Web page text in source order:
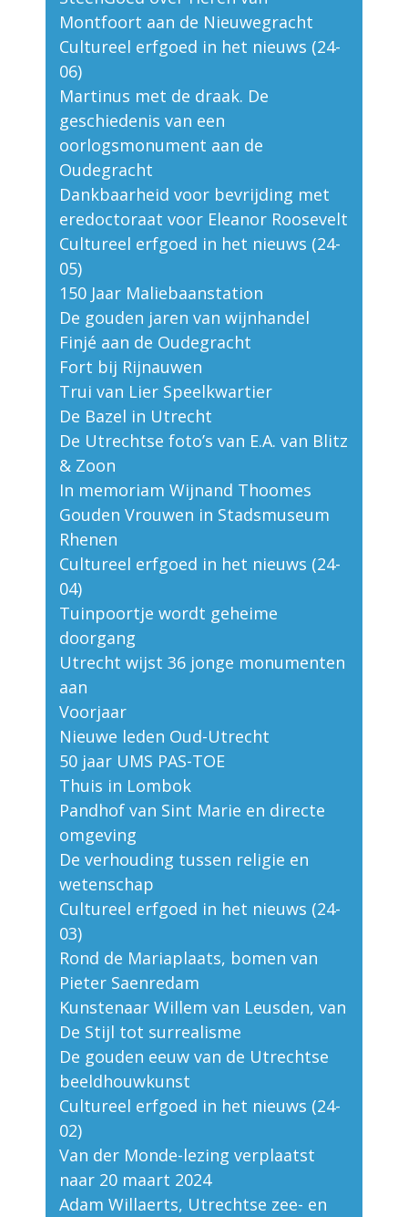
Montfoort aan de Nieuwegracht
Cultureel erfgoed in het nieuws (24-
06)
Martinus met de draak. De
geschiedenis van een
oorlogsmonument aan de
Oudegracht
Dankbaarheid voor bevrijding met
eredoctoraat voor Eleanor Roosevelt
Cultureel erfgoed in het nieuws (24-
05)
150 Jaar Maliebaanstation
De gouden jaren van wijnhandel
Finjé aan de Oudegracht
Fort bij Rijnauwen
Trui van Lier Speelkwartier
De Bazel in Utrecht
De Utrechtse foto’s van E.A. van Blitz
& Zoon
In memoriam Wijnand Thoomes
Gouden Vrouwen in Stadsmuseum
Rhenen
Cultureel erfgoed in het nieuws (24-
04)
Tuinpoortje wordt geheime
doorgang
Utrecht wijst 36 jonge monumenten
aan
Voorjaar
Nieuwe leden Oud-Utrecht
50 jaar UMS PAS-TOE
Thuis in Lombok
Pandhof van Sint Marie en directe
omgeving
De verhouding tussen religie en
wetenschap
Cultureel erfgoed in het nieuws (24-
03)
Rond de Mariaplaats, bomen van
Pieter Saenredam
Kunstenaar Willem van Leusden, van
De Stijl tot surrealisme
De gouden eeuw van de Utrechtse
beeldhouwkunst
Cultureel erfgoed in het nieuws (24-
02)
Van der Monde-lezing verplaatst
naar 20 maart 2024
Adam Willaerts, Utrechtse zee- en